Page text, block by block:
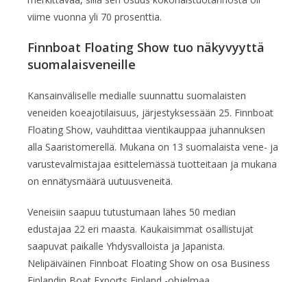
viime vuonna yli 70 prosenttia.
Finnboat Floating Show tuo näkyvyyttä
suomalaisveneille
Kansainväliselle medialle suunnattu suomalaisten
veneiden koeajotilaisuus, järjestyksessään 25. Finnboat
Floating Show, vauhdittaa vientikauppaa juhannuksen
alla Saaristomerellä. Mukana on 13 suomalaista vene- ja
varustevalmistajaa esittelemässä tuotteitaan ja mukana
on ennätysmäärä uutuusveneitä.
Veneisiin saapuu tutustumaan lähes 50 median
edustajaa 22 eri maasta. Kaukaisimmat osallistujat
saapuvat paikalle Yhdysvalloista ja Japanista.
Nelipäiväinen Finnboat Floating Show on osa Business